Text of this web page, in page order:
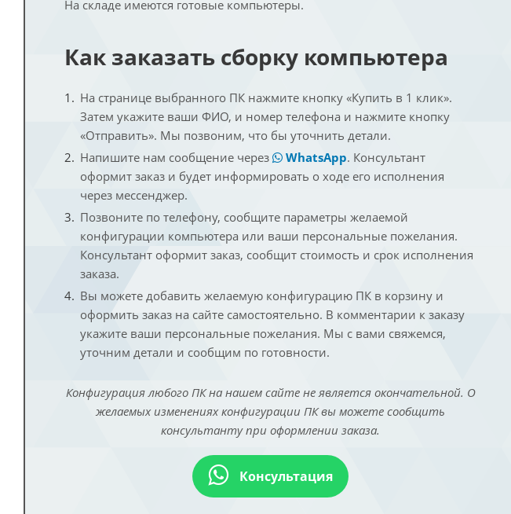
На складе имеются готовые компьютеры.
Как заказать сборку компьютера
На странице выбранного ПК нажмите кнопку «Купить в 1 клик».
Затем укажите ваши ФИО, и номер телефона и нажмите кнопку
«Отправить». Мы позвоним, что бы уточнить детали.
Напишите нам сообщение через
WhatsApp. Консультант
оформит заказ и будет информировать о ходе его исполнения
через мессенджер.
Позвоните по телефону, сообщите параметры желаемой
конфигурации компьютера или ваши персональные пожелания.
Консультант оформит заказ, сообщит стоимость и срок исполнения
заказа.
Вы можете добавить желаемую конфигурацию ПК в корзину и
оформить заказ на сайте самостоятельно. В комментарии к заказу
укажите ваши персональные пожелания. Мы с вами свяжемся,
уточним детали и сообщим по готовности.
Конфигурация любого ПК на нашем сайте не является окончательной. О
желаемых изменениях конфигурации ПК вы можете сообщить
консультанту при оформлении заказа.
Консультация